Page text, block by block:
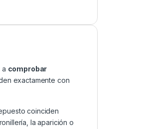
a comprobar
exactamente con
coinciden
la aparición o